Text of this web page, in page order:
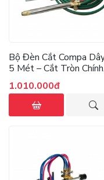
Bộ Đèn Cắt Compa
5 Mét – Cắt Tròn Chính
Xác, Dễ Dàng Cho Mọi
Dụng Cơ Khí
1.010.000đ